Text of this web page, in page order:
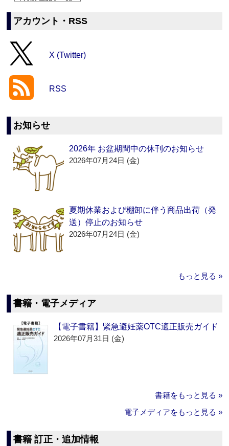
アカウント・RSS
X (Twitter)
RSS
お知らせ
2026年 お盆期間中の休刊のお知らせ
2026年07月24日 (金)
夏期休業および棚卸に伴う商品出荷（発
送）停止のお知らせ
2026年07月24日 (金)
もっと見る »
書籍・電子メディア
【電子書籍】緊急避妊薬OTC適正販売ガイド
2026年07月31日 (金)
書籍をもっと見る »
電子メディアをもっと見る »
書籍 訂正・追加情報